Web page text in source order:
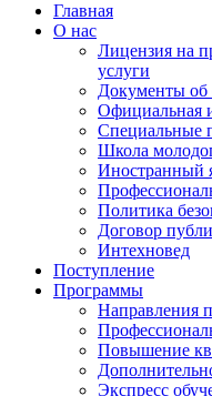
Главная
О нас
Лицензия на
услуги
Документы об
Официальная
Специальные
Школа
Иностранный
Политика
Договор
Интехновед
Поступление
Программы
Направления
Повышение
Экспресс